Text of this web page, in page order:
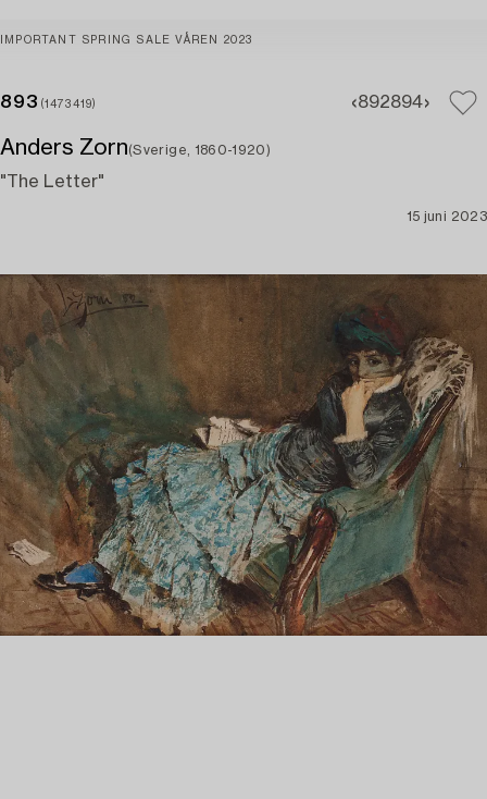
IMPORTANT SPRING SALE VÅREN 2023
893 (1473419) 892894
Anders Zorn(Sverige, 1860-1920)
"The Letter"
15 juni 2023